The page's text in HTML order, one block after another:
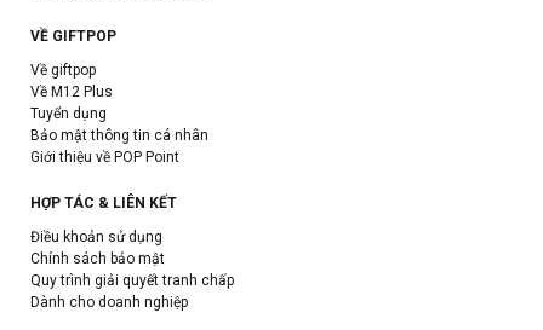
VỀ GIFTPOP
Về giftpop
Về M12 Plus
Tuyển dụng
Bảo mật thông tin cá nhân
Giới thiệu về POP Point
HỢP TÁC & LIÊN KẾT
Điều khoản sử dụng
Chính sách bảo mật
Quy trình giải quyết tranh chấp
Dành cho doanh nghiệp